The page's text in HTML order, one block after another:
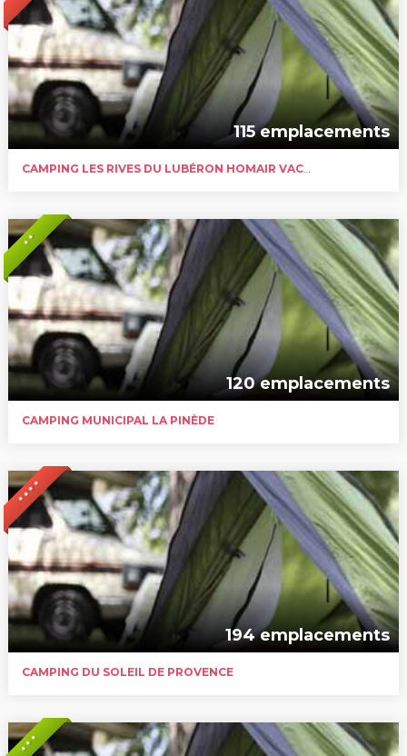
115 emplacements
CAMPING LES RIVES DU LUBÉRON HOMAIR VACANCES
* *
120 emplacements
CAMPING MUNICIPAL LA PINÈDE
* * * *
194 emplacements
CAMPING DU SOLEIL DE PROVENCE
* * *